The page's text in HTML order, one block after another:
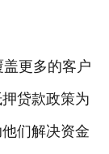
更多的客户
贷款政策为
们解决资金